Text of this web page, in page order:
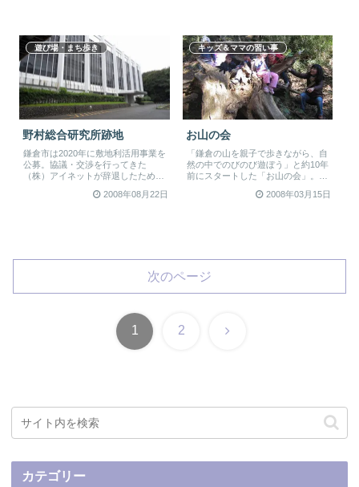
遊び場・まち歩き
野村総合研究所跡地
鎌倉市は2020年に敷地利活用事業を
公募。協議・交渉を行ってきた
（株）アイネットが辞退したため、
2008年08月22日
キッズ＆ママの習い事
お山の会
「鎌倉の山を親子で歩きながら、自
然の中でのびのび遊ぼう」と約10年
前にスタートした「お山の会」。親
2008年03月15日
次のページ
1 2 次
カテゴリー